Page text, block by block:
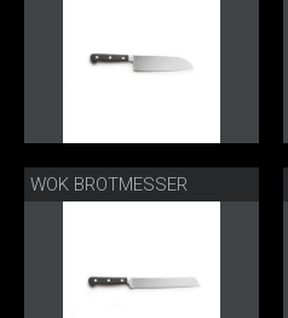
WOK BROTMESSER